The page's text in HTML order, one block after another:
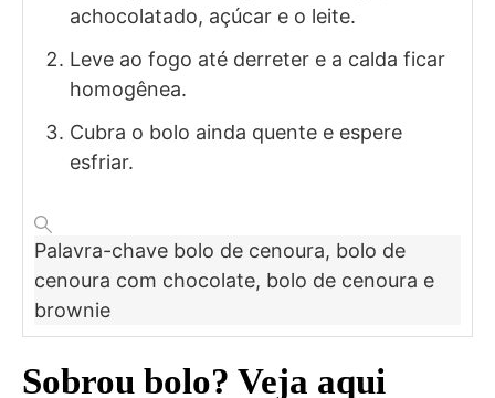
achocolatado, açúcar e o leite.
Leve ao fogo até derreter e a calda ficar
homogênea.
Cubra o bolo ainda quente e espere
esfriar.
Palavra-chave bolo de cenoura, bolo de
cenoura com chocolate, bolo de cenoura e
brownie
Sobrou bolo? Veja aqui